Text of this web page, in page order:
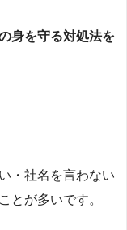
身を守る対処法を
・社名を言わない
とが多いです。